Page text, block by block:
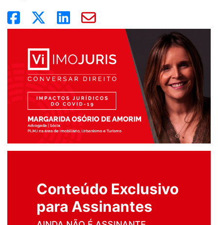
Conteúdo Exclusivo
para Assinantes